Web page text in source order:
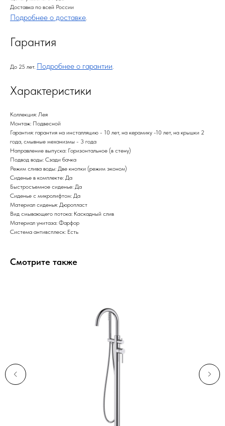
Доставка по всей России
Подробнее о доставке.
Гарантия
До 25 лет. Подробнее о гарантии.
Характеристики
Коллекция: Лея
Монтаж: Подвесной
Гарантия: гарантия на инсталляцию - 10 лет, на керамику -10 лет, на крышки 2
года, смывные механизмы - 3 года
Направление выпуска: Горизонтальное (в стену)
Подвод воды: Сзади бачка
Режим слива воды: Две кнопки (режим эконом)
Сиденье в комплекте: Да
Быстросъемное сиденье: Да
Сиденье с микролифтом: Да
Материал сиденья: Дюропласт
Вид смывающего потока: Каскадный слив
Материал унитаза: Фарфор
Система антивсплеск: Есть
Смотрите также